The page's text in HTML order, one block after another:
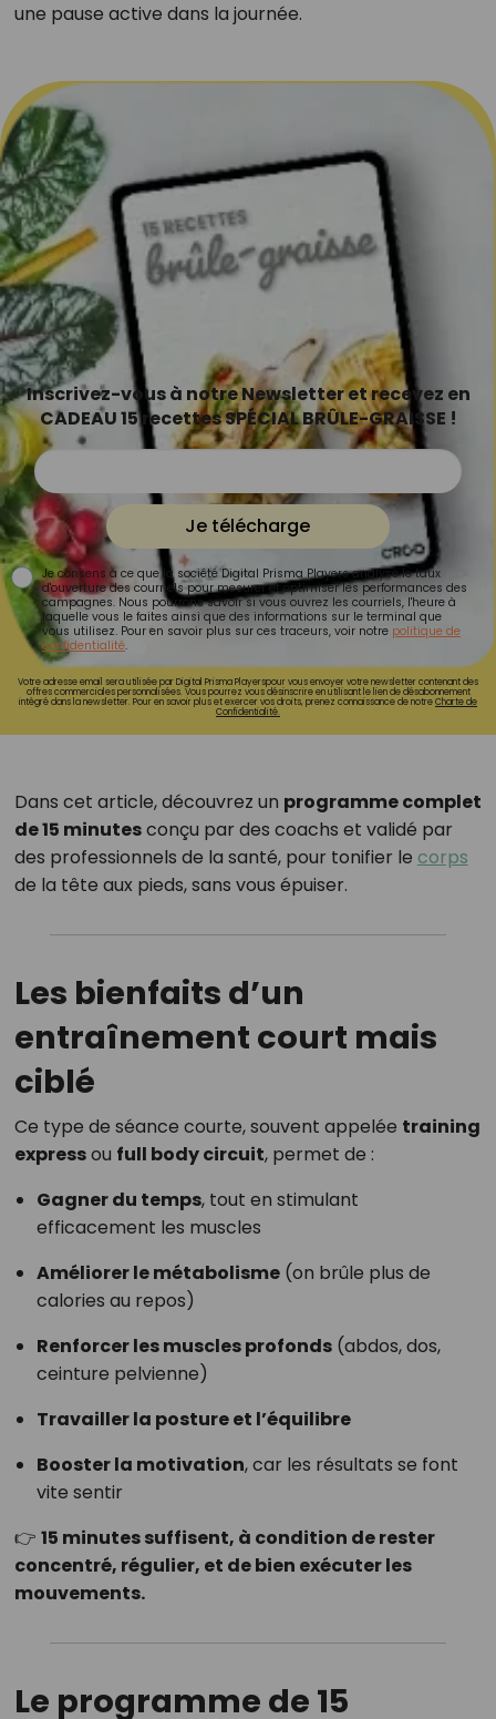
une pause active dans la journée.
Inscrivez-vous à notre Newsletter et recevez en
CADEAU 15 recettes SPÉCIAL BRÛLE-GRAISSE !
Je télécharge
Je consens à ce que la société Digital Prisma Players analyse le taux
d'ouverture des courriels pour mesurer et optimiser les performances des
campagnes. Nous pourrons savoir si vous ouvrez les courriels, l'heure à
laquelle vous le faites ainsi que des informations sur le terminal que
vous utilisez. Pour en savoir plus sur ces traceurs, voir notre politique de
confidentialité.
Votre adresse email sera utilisée par Digital Prisma Playerspour vous envoyer votre newsletter contenant des
offres commerciales personnalisées. Vous pourrez vous désinscrire en utilisant le lien de désabonnement
intégré dans la newsletter. Pour en savoir plus et exercer vos droits, prenez connaissance de notreCharte de
Confidentialité.
Dans cet article, découvrez un programme complet
de 15 minutesconçu par des coachs et validé par
des professionnels de la santé, pour tonifier le corps
de la tête aux pieds, sans vous épuiser.
Les bienfaits d’un
entraînement court mais
ciblé
Ce type de séance courte, souvent appelée training
expressou full body circuit, permet de :
Gagner du temps, tout en stimulant
efficacement les muscles
Améliorer le métabolisme(on brûle plus de
calories au repos)
Renforcer les muscles profonds(abdos, dos,
ceinture pelvienne)
Travailler la posture et l’équilibre
Booster la motivation, car les résultats se font
vite sentir
👉 15 minutes suffisent, à condition de rester
concentré, régulier, et de bien exécuter les
mouvements.
Le programme de 15